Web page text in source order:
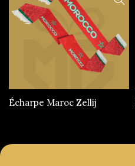
Écharpe Maroc Zellij